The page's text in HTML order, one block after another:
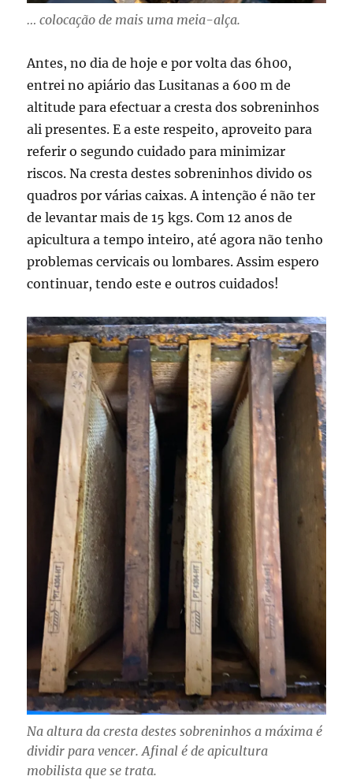
… colocação de mais uma meia-alça.
Antes, no dia de hoje e por volta das 6h00,
entrei no apiário das Lusitanas a 600 m de
altitude para efectuar a cresta dos sobreninhos
ali presentes. E a este respeito, aproveito para
referir o segundo cuidado para minimizar
riscos. Na cresta destes sobreninhos divido os
quadros por várias caixas. A intenção é não ter
de levantar mais de 15 kgs. Com 12 anos de
apicultura a tempo inteiro, até agora não tenho
problemas cervicais ou lombares. Assim espero
continuar, tendo este e outros cuidados!
Na altura da cresta destes sobreninhos a máxima é
dividir para vencer. Afinal é de apicultura
mobilista que se trata.